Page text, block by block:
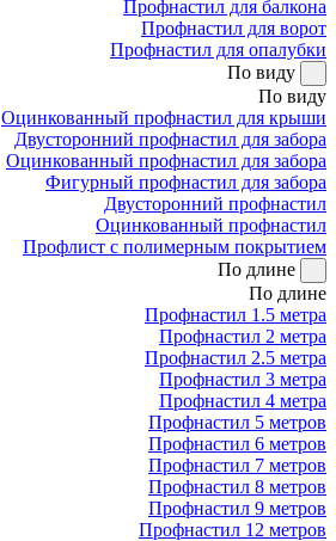
Профнастил для балкона
Профнастил для ворот
Профнастил для опалубки
По виду
По виду
Оцинкованный профнастил для крыши
Двусторонний профнастил для забора
Оцинкованный профнастил для забора
Фигурный профнастил для забора
Двусторонний профнастил
Оцинкованный профнастил
Профлист с полимерным покрытием
По длине
По длине
Профнастил 1.5 метра
Профнастил 2 метра
Профнастил 2.5 метра
Профнастил 3 метра
Профнастил 4 метра
Профнастил 5 метров
Профнастил 6 метров
Профнастил 7 метров
Профнастил 8 метров
Профнастил 9 метров
Профнастил 12 метров